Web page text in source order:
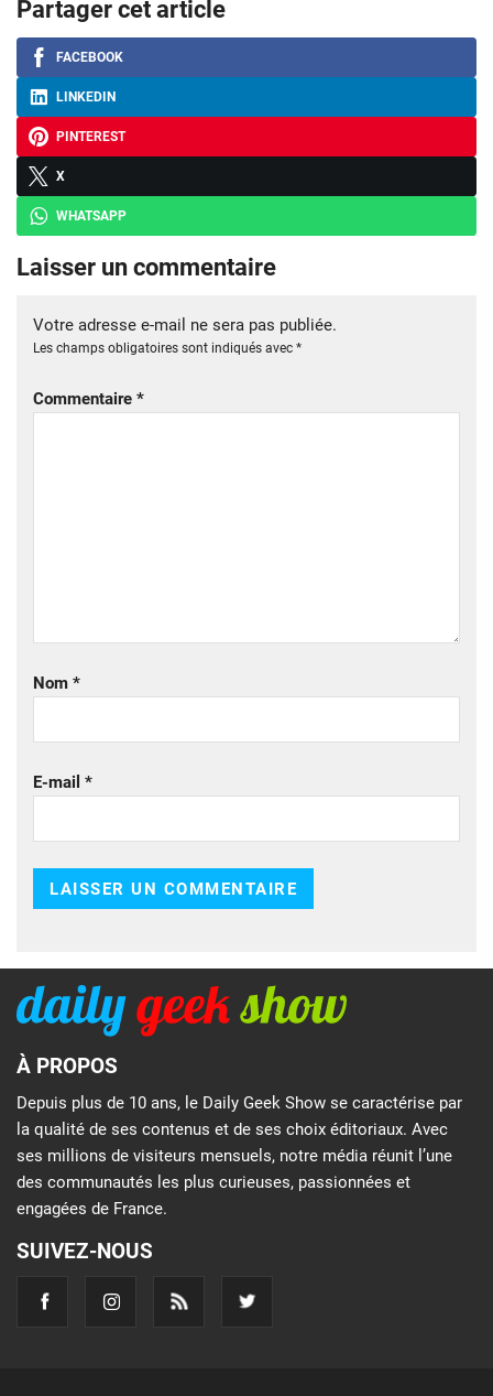
Partager cet article
FACEBOOK
LINKEDIN
PINTEREST
X
WHATSAPP
Laisser un commentaire
Votre adresse e-mail ne sera pas publiée.
Les champs obligatoires sont indiqués avec *
Commentaire *
Nom *
E-mail *
À PROPOS
Depuis plus de 10 ans, le Daily Geek Show se caractérise par
la qualité de ses contenus et de ses choix éditoriaux. Avec
ses millions de visiteurs mensuels, notre média réunit l’une
des communautés les plus curieuses, passionnées et
engagées de France.
SUIVEZ-NOUS